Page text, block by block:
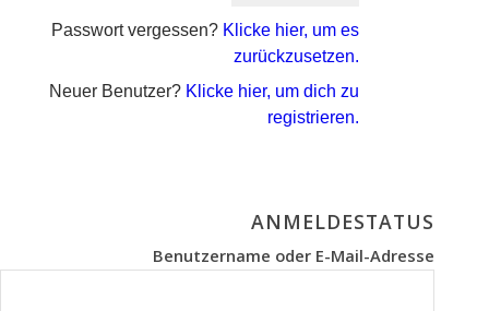
Passwort vergessen? Klicke hier, um es
zurückzusetzen.
Neuer Benutzer? Klicke hier, um dich zu
registrieren.
ANMELDESTATUS
Benutzername oder E-Mail-Adresse